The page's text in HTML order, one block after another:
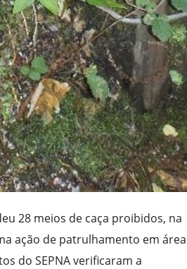
28 meios de caça proibidos, na
ação de patrulhamento em área
do SEPNA verificaram a